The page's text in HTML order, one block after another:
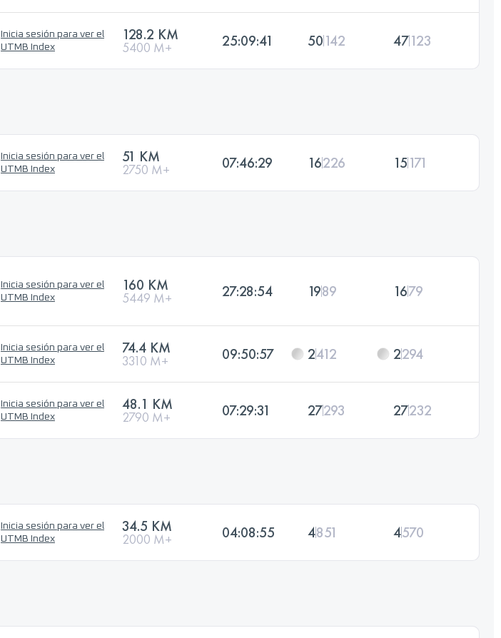
Inicia sesión para ver el
UTMB Index
128.2 KM
5400 M+ 25:09:41 50142 47123
Inicia sesión para ver el
UTMB Index
51 KM
2750 M+ 07:46:29 16226 15171
Inicia sesión para ver el
UTMB Index
160 KM
5449 M+ 27:28:54 1989 1679
Inicia sesión para ver el
UTMB Index
74.4 KM
3310 M+ 09:50:57 2412 2294
Inicia sesión para ver el
UTMB Index
48.1 KM
2790 M+ 07:29:31 27293 27232
Inicia sesión para ver el
UTMB Index
34.5 KM
2000 M+ 04:08:55 4851 4570